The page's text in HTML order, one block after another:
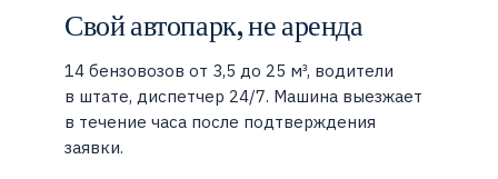
Свой автопарк, не аренда
14 бензовозов от 3,5 до 25 м³, водители
в штате, диспетчер 24/7. Машина выезжает
в течение часа после подтверждения
заявки.